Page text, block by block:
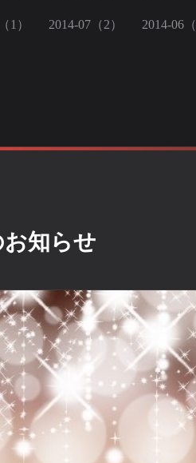
1） 2014-07（2） 2014-06（
知らせ